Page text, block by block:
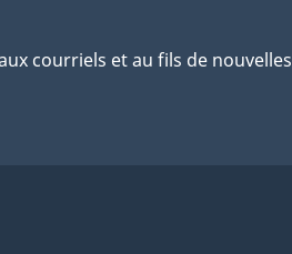
courriels et au fils de nouvelles